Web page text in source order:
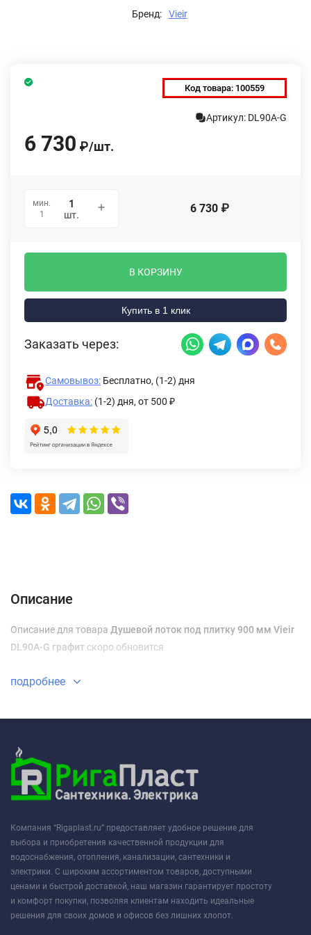
Бренд: Vieir
Код товара: 100559
Артикул: DL90A-G
6 730 ₽/шт.
мин.
1
шт. 6 730 ₽
В КОРЗИНУ
Купить в 1 клик
Заказать через:
Самовывоз: Бесплатно, (1-2) дня
Доставка: (1-2) дня, от 500 ₽
Описание
Описание для товара Душевой лоток под плитку 900 мм Vieir
DL90A-G графит скоро обновится
подробнее
Компания “Rigaplast.ru” предоставляет удобное решение для
выбора и приобретения качественной продукции для
водоснабжения, отопления, канализации, сантехники и
электрики. С широким ассортиментом товаров, доступными
ценами и быстрой доставкой, наш магазин гарантирует простоту
и комфорт покупки, позволяя клиентам находить идеальные
решения для своих домов и офисов без лишних хлопот.